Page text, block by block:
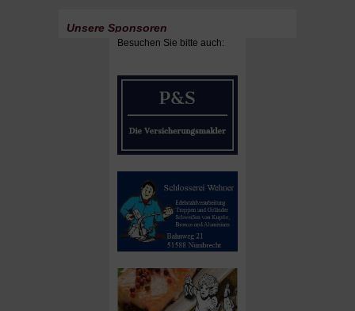
Unsere Sponsoren
Besuchen Sie bitte auch: